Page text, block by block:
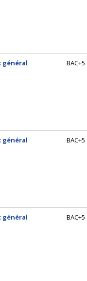
général
BAC+5
général
BAC+5
général
BAC+5